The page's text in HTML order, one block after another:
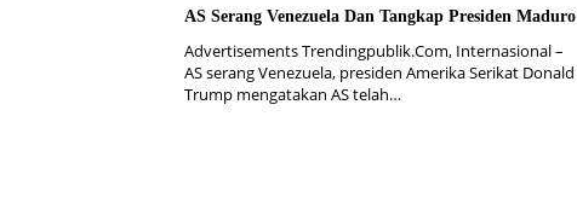
AS Serang Venezuela Dan Tangkap Presiden Maduro
Advertisements Trendingpublik.Com, Internasional –
AS serang Venezuela, presiden Amerika Serikat Donald
Trump mengatakan AS telah…